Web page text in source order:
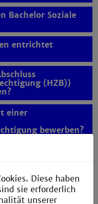
Bachelor Soziale
entrichtet
(HZB))
einer
bewerben?
während des
für
Studienplatz
Diese haben
sie erforderlich
unserer